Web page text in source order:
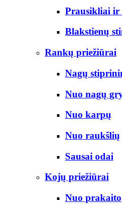
Prausikliai
Blakstienų
Rankų priežiūrai
Nagų
Nuo nagų
Nuo karpų
Nuo raukšlių
Sausai odai
Kojų priežiūrai
Nuo prakaito